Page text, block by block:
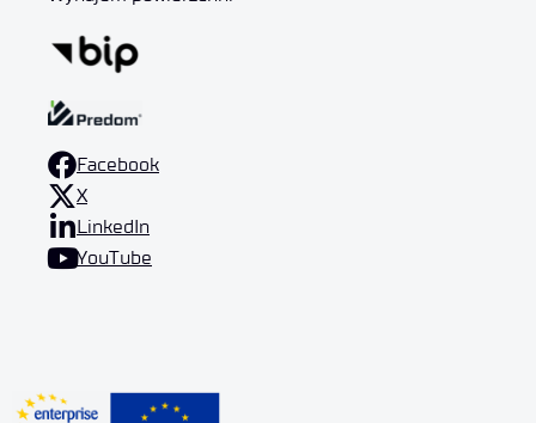
Facebook
X
LinkedIn
YouTube